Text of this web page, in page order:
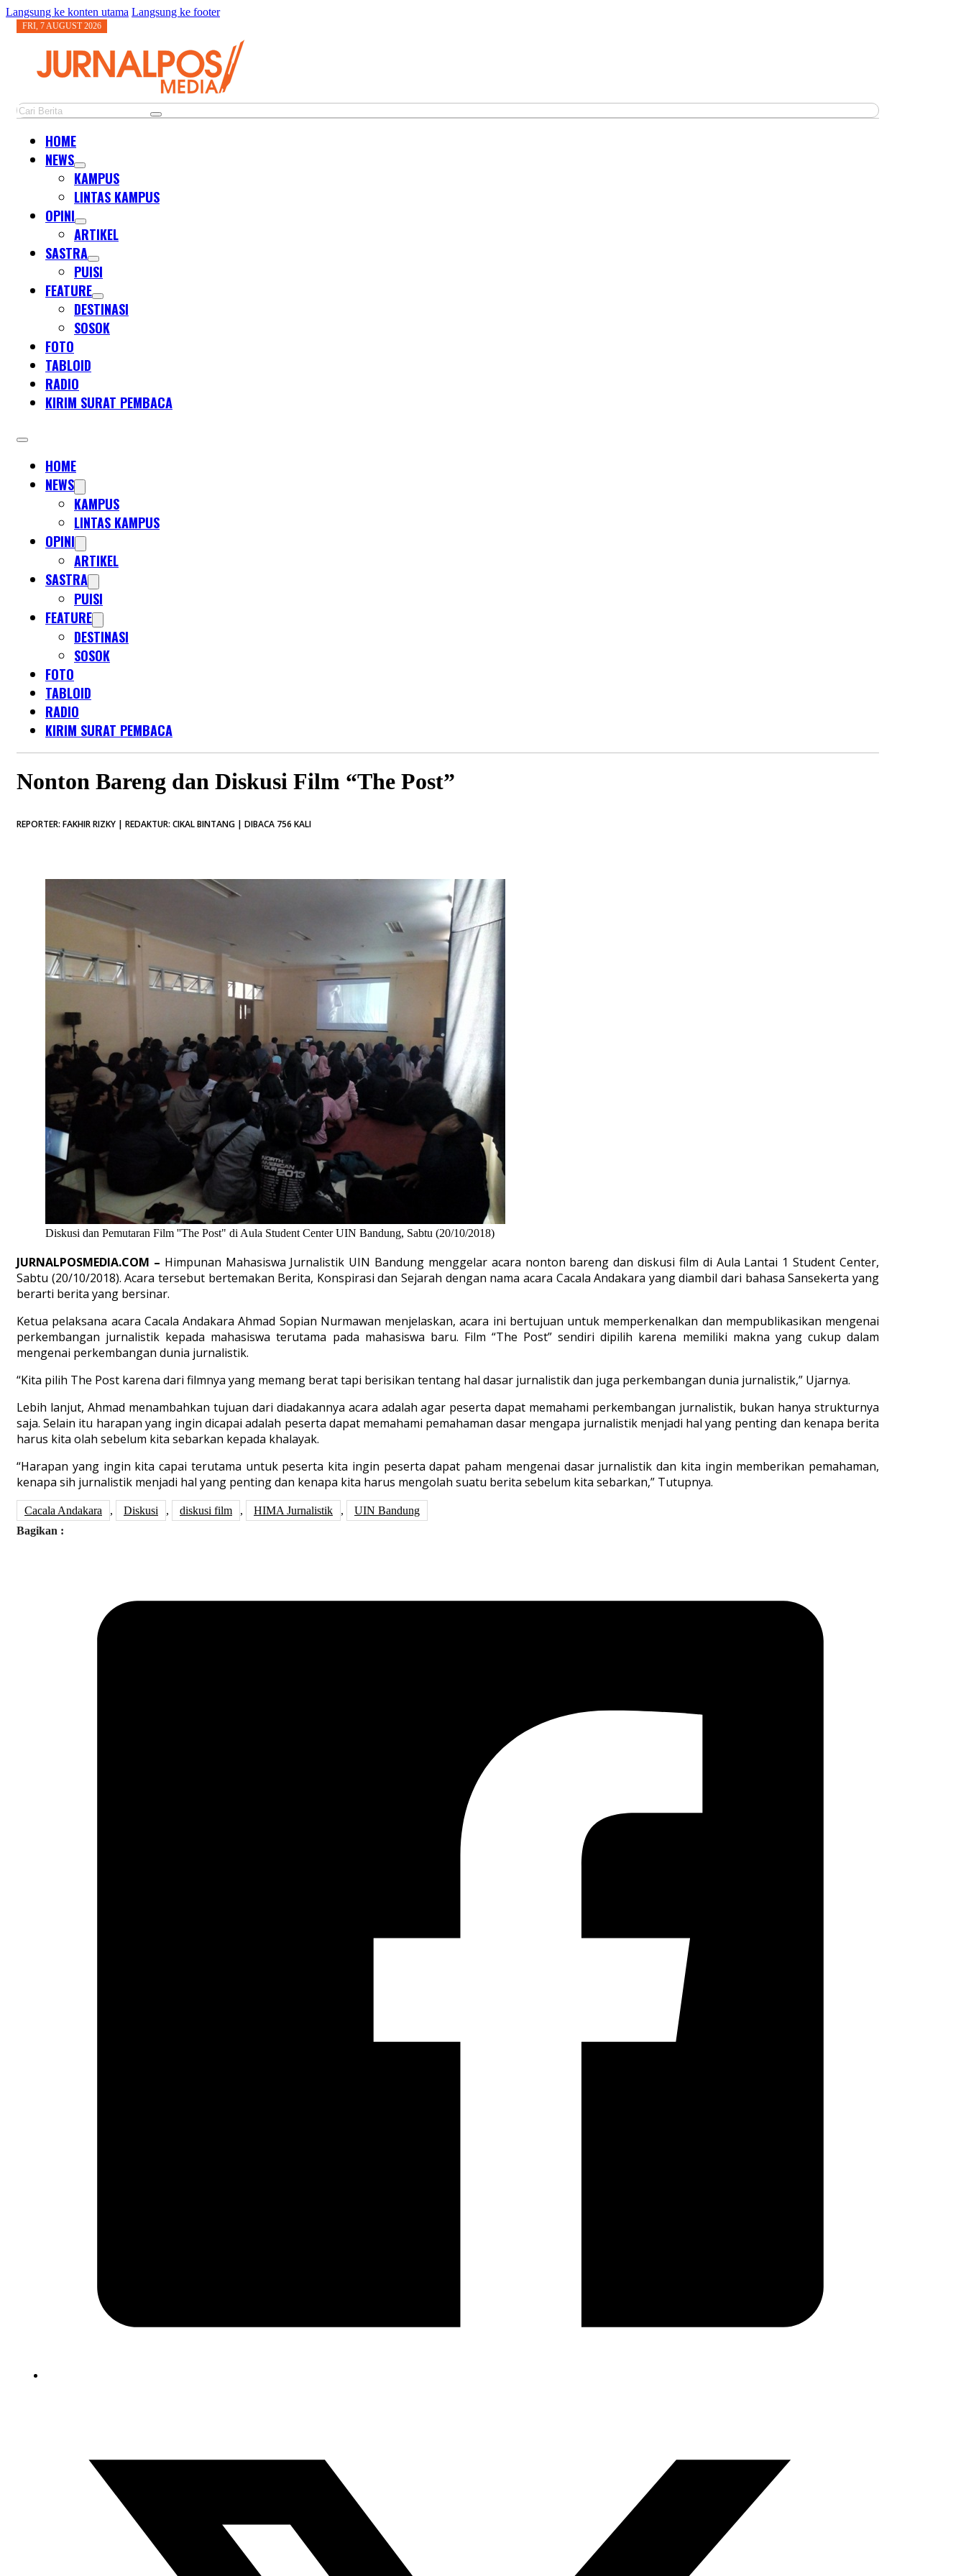
Langsung ke konten utama Langsung ke footer
FRI, 7 AUGUST 2026
Cari
HOME
NEWS
KAMPUS
LINTAS KAMPUS
OPINI
ARTIKEL
SASTRA
PUISI
FEATURE
DESTINASI
SOSOK
FOTO
TABLOID
RADIO
KIRIM SURAT PEMBACA
HOME
NEWS
KAMPUS
LINTAS KAMPUS
OPINI
ARTIKEL
SASTRA
PUISI
FEATURE
DESTINASI
SOSOK
FOTO
TABLOID
RADIO
KIRIM SURAT PEMBACA
Nonton Bareng dan Diskusi Film “The Post”
REPORTER: FAKHIR RIZKY | REDAKTUR: CIKAL BINTANG | DIBACA 756 KALI
Diskusi dan Pemutaran Film ''The Post" di Aula Student Center UIN Bandung, Sabtu (20/10/2018)
JURNALPOSMEDIA.COM – Himpunan Mahasiswa Jurnalistik UIN Bandung menggelar acara nonton bareng dan diskusi film di Aula Lantai 1 Student Center,
Sabtu (20/10/2018). Acara tersebut bertemakan Berita, Konspirasi dan Sejarah dengan nama acara Cacala Andakara yang diambil dari bahasa Sansekerta yang
berarti berita yang bersinar.
Ketua pelaksana acara Cacala Andakara Ahmad Sopian Nurmawan menjelaskan, acara ini bertujuan untuk memperkenalkan dan mempublikasikan mengenai
perkembangan jurnalistik kepada mahasiswa terutama pada mahasiswa baru. Film “The Post” sendiri dipilih karena memiliki makna yang cukup dalam
mengenai perkembangan dunia jurnalistik.
“Kita pilih The Post karena dari filmnya yang memang berat tapi berisikan tentang hal dasar jurnalistik dan juga perkembangan dunia jurnalistik,” Ujarnya.
Lebih lanjut, Ahmad menambahkan tujuan dari diadakannya acara adalah agar peserta dapat memahami perkembangan jurnalistik, bukan hanya strukturnya
saja. Selain itu harapan yang ingin dicapai adalah peserta dapat memahami pemahaman dasar mengapa jurnalistik menjadi hal yang penting dan kenapa berita
harus kita olah sebelum kita sebarkan kepada khalayak.
“Harapan yang ingin kita capai terutama untuk peserta kita ingin peserta dapat paham mengenai dasar jurnalistik dan kita ingin memberikan pemahaman,
kenapa sih jurnalistik menjadi hal yang penting dan kenapa kita harus mengolah suatu berita sebelum kita sebarkan,” Tutupnya.
Cacala Andakara , Diskusi , diskusi film , HIMA Jurnalistik ,
UIN Bandung
Bagikan :